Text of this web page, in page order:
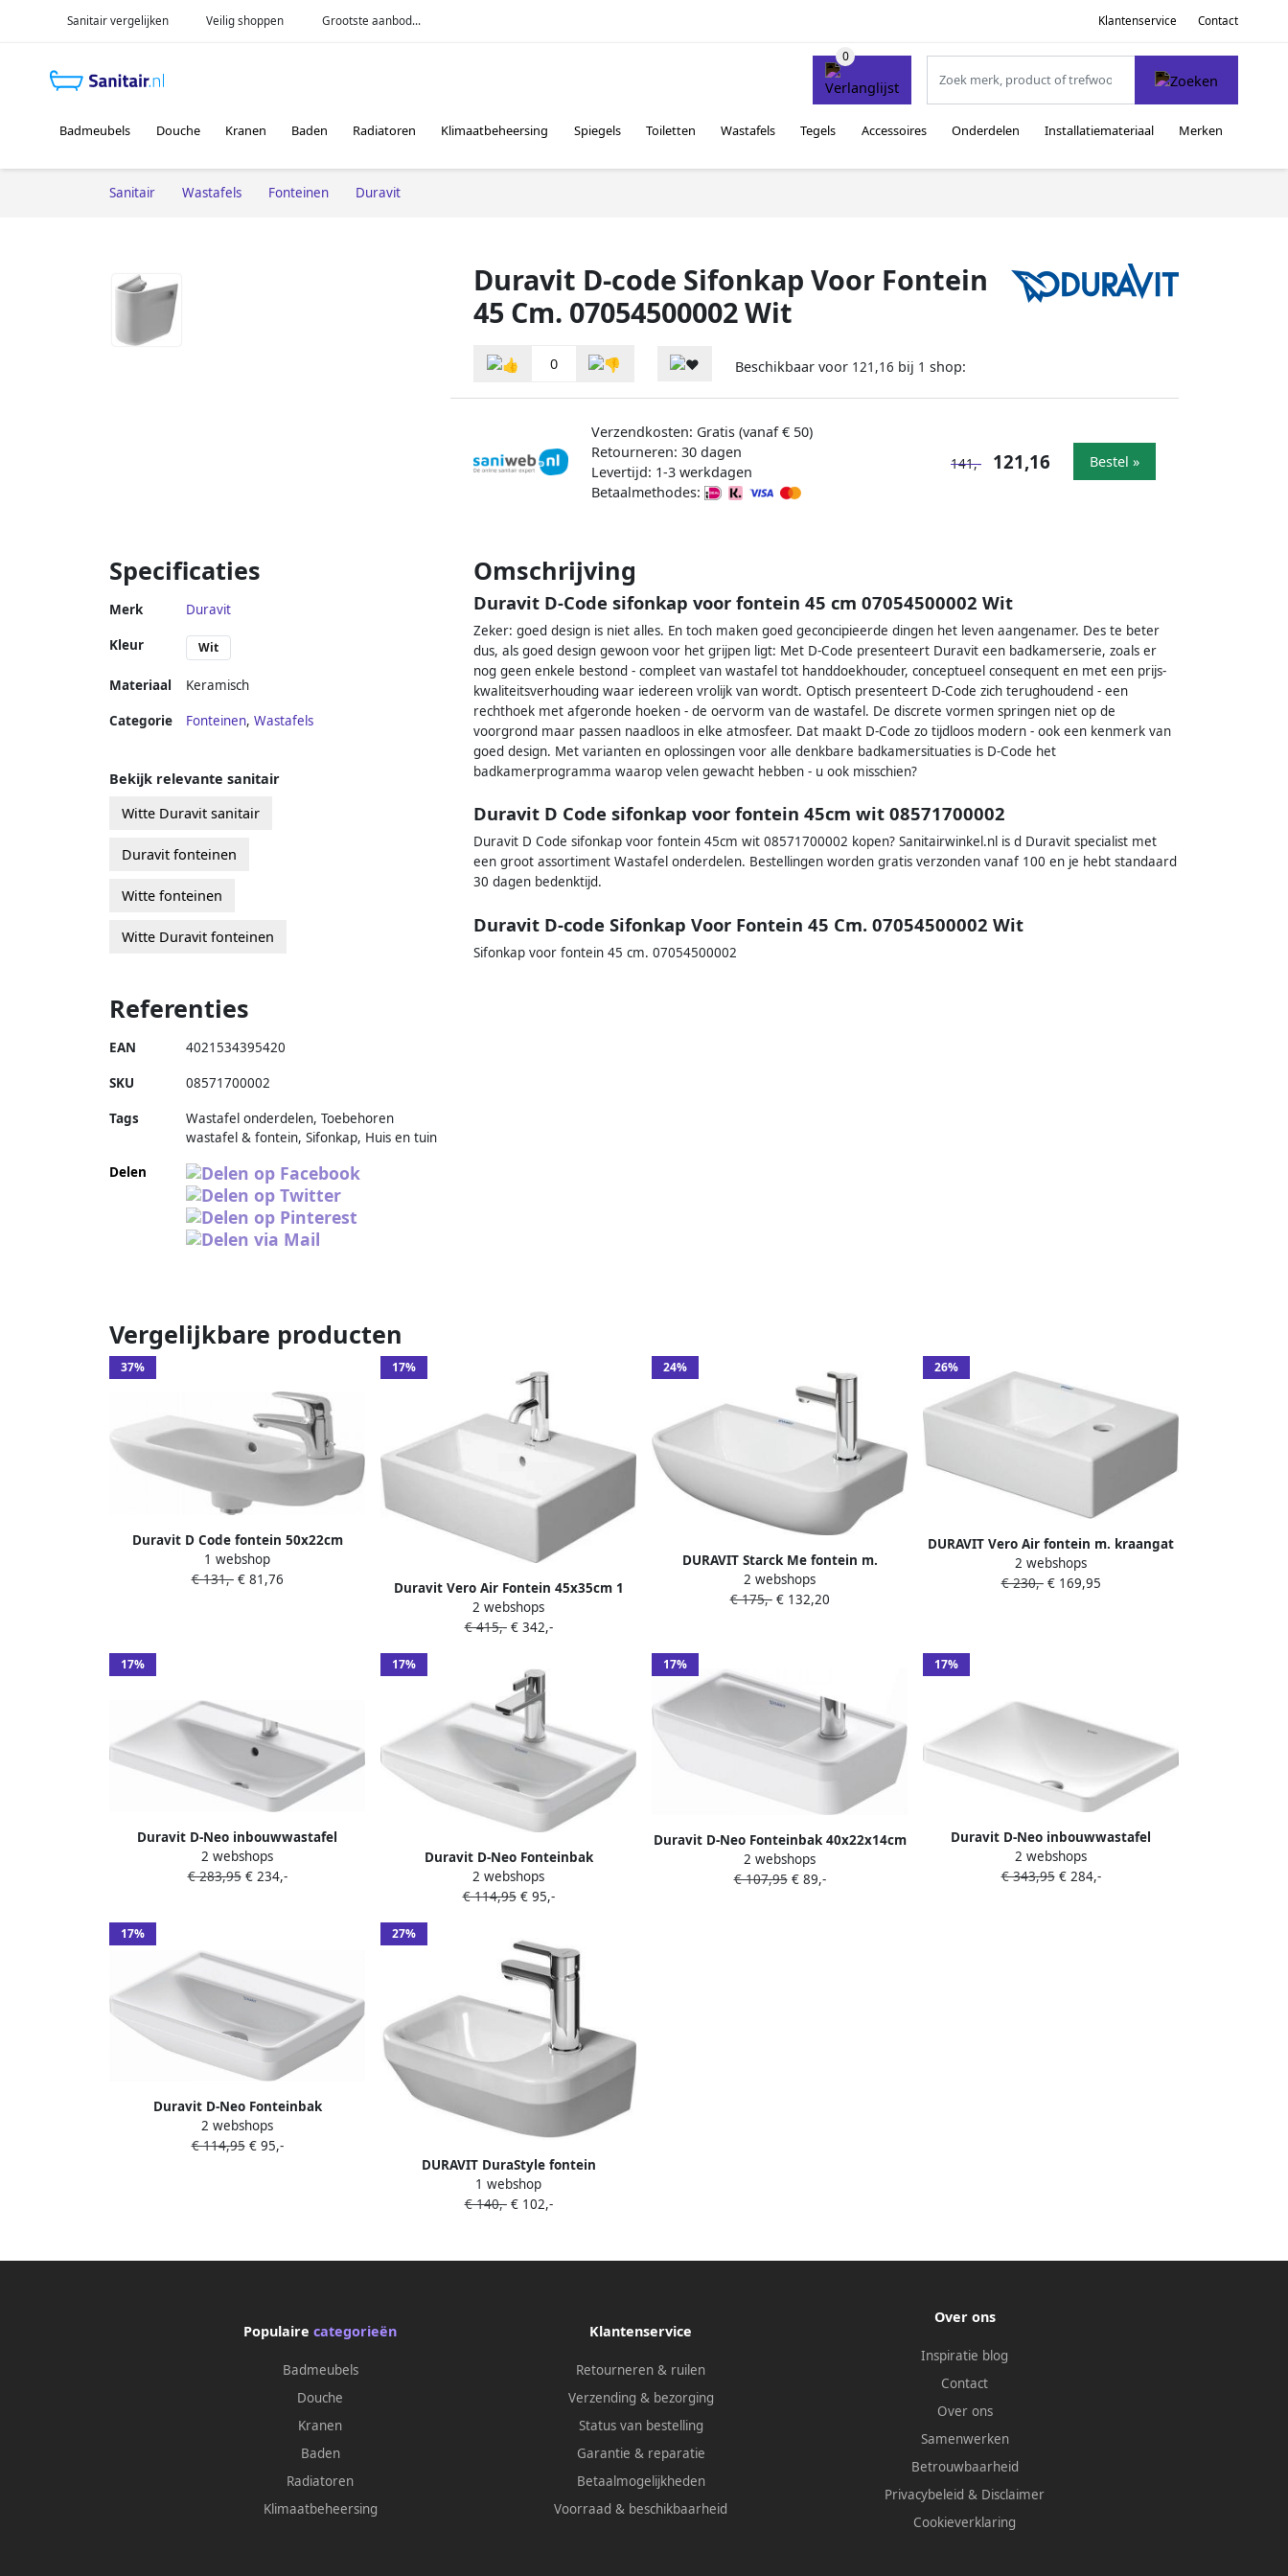
Sanitair vergelijken Veilig shoppen Grootste aanbod... Klantenservice Contact
Badmeubels Douche Kranen Baden Radiatoren Klimaatbeheersing Spiegels Toiletten Wastafels Tegels Accessoires Onderdelen Installatiemateriaal Merken
Sanitair Wastafels Fonteinen Duravit
Duravit D-code Sifonkap Voor Fontein
45 Cm. 07054500002 Wit
0 Beschikbaar voor 121,16 bij 1 shop:
Verzendkosten: Gratis (vanaf € 50)
Retourneren: 30 dagen
Levertijd: 1-3 werkdagen
Betaalmethodes:
141,- 121,16 Bestel »
Specificaties
Merk Duravit
Kleur Wit
Materiaal Keramisch
Categorie Fonteinen, Wastafels
Omschrijving
Duravit D-Code sifonkap voor fontein 45 cm 07054500002 Wit
Zeker: goed design is niet alles. En toch maken goed geconcipieerde dingen het leven aangenamer. Des te beter
dus, als goed design gewoon voor het grijpen ligt: Met D-Code presenteert Duravit een badkamerserie, zoals er
nog geen enkele bestond - compleet van wastafel tot handdoekhouder, conceptueel consequent en met een prijs-
kwaliteitsverhouding waar iedereen vrolijk van wordt. Optisch presenteert D-Code zich terughoudend - een
rechthoek met afgeronde hoeken - de oervorm van de wastafel. De discrete vormen springen niet op de
voorgrond maar passen naadloos in elke atmosfeer. Dat maakt D-Code zo tijdloos modern - ook een kenmerk van
goed design. Met varianten en oplossingen voor alle denkbare badkamersituaties is D-Code het
badkamerprogramma waarop velen gewacht hebben - u ook misschien?
Duravit D Code sifonkap voor fontein 45cm wit 08571700002
Duravit D Code sifonkap voor fontein 45cm wit 08571700002 kopen? Sanitairwinkel.nl is d Duravit specialist met
een groot assortiment Wastafel onderdelen. Bestellingen worden gratis verzonden vanaf 100 en je hebt standaard
30 dagen bedenktijd.
Duravit D-code Sifonkap Voor Fontein 45 Cm. 07054500002 Wit
Sifonkap voor fontein 45 cm. 07054500002
Bekijk relevante sanitair
Witte Duravit sanitair
Duravit fonteinen
Witte fonteinen
Witte Duravit fonteinen
Referenties
EAN 4021534395420
SKU 08571700002
Tags
Wastafel onderdelen, Toebehoren
wastafel & fontein, Sifonkap, Huis en tuin
Delen
Vergelijkbare producten
37%
Duravit D Code fontein 50x22cm
inclusief kraangat rechts wit
07065000082
1 webshop
€ 131,-€ 81,76
17%
Duravit Vero Air Fontein 45x35cm 1
kraangat met overloop wit 0724450000
2 webshops
€ 415,-€ 342,-
24%
DURAVIT Starck Me fontein m.
kraangat rechts z. overloop 40x22cm
wit 0717400000
2 webshops
€ 175,-€ 132,20
26%
DURAVIT Vero Air fontein m. kraangat
rechts z. overloop 38x25cm incl.
bevestiging wit 0724380000
2 webshops
€ 230,-€ 169,95
17%
Duravit D-Neo inbouwwastafel
60x44x17cm 1 kraangat rechthoek
Keramiek Wit 0357600027
2 webshops
€ 283,95€ 234,-
17%
Duravit D-Neo Fonteinbak
45x33.5x13cm 1 kraangat rechthoek
Keramiek Wit 0738450041
2 webshops
€ 114,95€ 95,-
17%
Duravit D-Neo Fonteinbak 40x22x14cm
1 kraangat rechthoek Keramiek Wit
0739400041
2 webshops
€ 107,95€ 89,-
17%
Duravit D-Neo inbouwwastafel
60x44x14.5cm 1 kraangat rechthoek
Keramiek Wit 0358600079
2 webshops
€ 343,95€ 284,-
17%
Duravit D-Neo Fonteinbak
45x33.5x13cm zonder kraangat
rechthoek Keramiek Wit 0738450070
2 webshops
€ 114,95€ 95,-
27%
DURAVIT DuraStyle fontein
360x220mm zonder overloop met
kraangaat rechts
1 webshop
€ 140,-€ 102,-
Populaire categorieën
Badmeubels
Douche
Kranen
Baden
Radiatoren
Klimaatbeheersing
Klantenservice
Retourneren & ruilen
Verzending & bezorging
Status van bestelling
Garantie & reparatie
Betaalmogelijkheden
Voorraad & beschikbaarheid
Over ons
Inspiratie blog
Contact
Over ons
Samenwerken
Betrouwbaarheid
Privacybeleid & Disclaimer
Cookieverklaring